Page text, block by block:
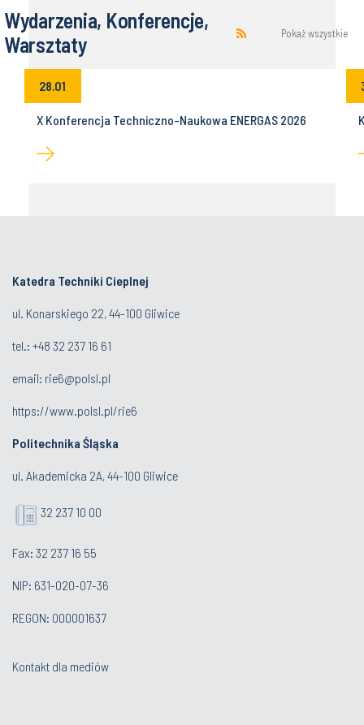
Wydarzenia, Konferencje,
Warsztaty
Pokaż wszystkie
28.01
X Konferencja Techniczno-Naukowa ENERGAS 2026
Katedra Techniki Cieplnej
ul. Konarskiego 22, 44-100 Gliwice
tel.: +48 32 237 16 61
email: rie6@polsl.pl
https://www.polsl.pl/rie6
Politechnika Śląska
ul. Akademicka 2A, 44-100 Gliwice
32 237 10 00
Fax: 32 237 16 55
NIP: 631-020-07-36
REGON: 000001637
Kontakt dla mediów